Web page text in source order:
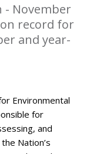
- November
record for
and year-
Environmental
for
and
Nation’s